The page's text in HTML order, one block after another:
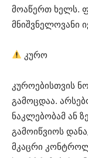
მოაწერთ ხელს.
მნიშვნელოვანი
კურო
კუროებისთვის
გამოცდაა.
ნაკლებობამ ან
გამოიწვიოს
მკაცრი